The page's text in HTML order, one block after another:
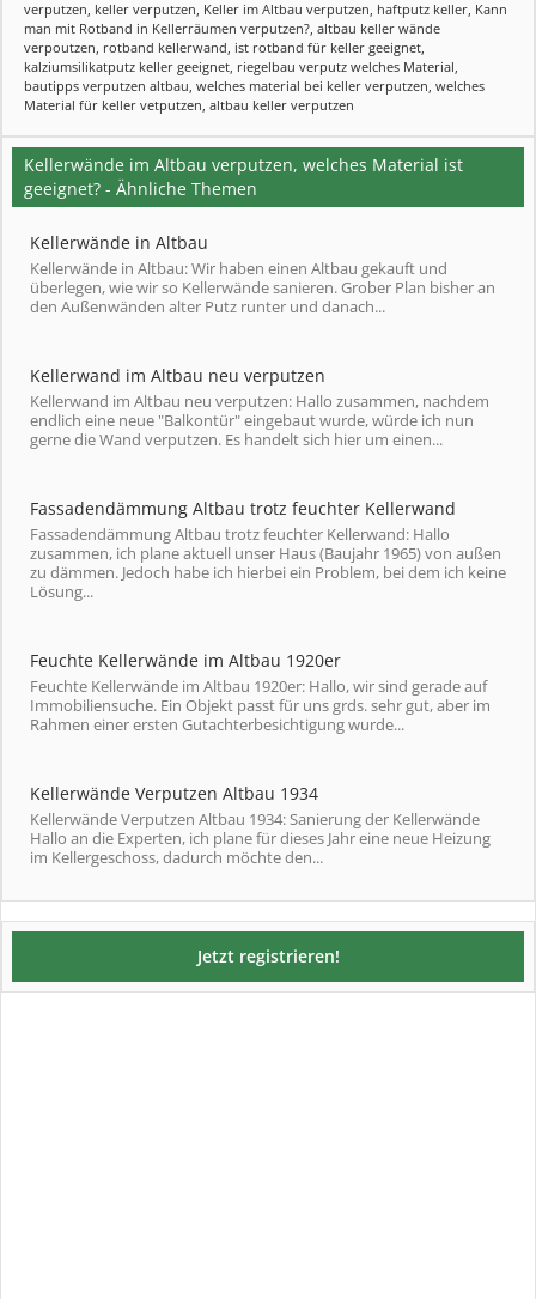
verputzen, keller verputzen, Keller im Altbau verputzen, haftputz keller, Kann
man mit Rotband in Kellerräumen verputzen?, altbau keller wände
verpoutzen, rotband kellerwand, ist rotband für keller geeignet,
kalziumsilikatputz keller geeignet, riegelbau verputz welches Material,
bautipps verputzen altbau, welches material bei keller verputzen, welches
Material für keller vetputzen, altbau keller verputzen
Kellerwände im Altbau verputzen, welches Material ist
geeignet? - Ähnliche Themen
Kellerwände in Altbau
Kellerwände in Altbau: Wir haben einen Altbau gekauft und
überlegen, wie wir so Kellerwände sanieren. Grober Plan bisher an
den Außenwänden alter Putz runter und danach...
Kellerwand im Altbau neu verputzen
Kellerwand im Altbau neu verputzen: Hallo zusammen, nachdem
endlich eine neue "Balkontür" eingebaut wurde, würde ich nun
gerne die Wand verputzen. Es handelt sich hier um einen...
Fassadendämmung Altbau trotz feuchter Kellerwand
Fassadendämmung Altbau trotz feuchter Kellerwand: Hallo
zusammen, ich plane aktuell unser Haus (Baujahr 1965) von außen
zu dämmen. Jedoch habe ich hierbei ein Problem, bei dem ich keine
Lösung...
Feuchte Kellerwände im Altbau 1920er
Feuchte Kellerwände im Altbau 1920er: Hallo, wir sind gerade auf
Immobiliensuche. Ein Objekt passt für uns grds. sehr gut, aber im
Rahmen einer ersten Gutachterbesichtigung wurde...
Kellerwände Verputzen Altbau 1934
Kellerwände Verputzen Altbau 1934: Sanierung der Kellerwände
Hallo an die Experten, ich plane für dieses Jahr eine neue Heizung
im Kellergeschoss, dadurch möchte den...
Jetzt registrieren!